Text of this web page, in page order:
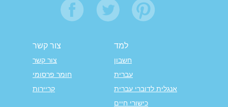
צור קשר
צור קשר
חומר פרסומי
קריירות
למד
חשבון
עברית
אנגלית לדוברי עברית
כישורי חיים